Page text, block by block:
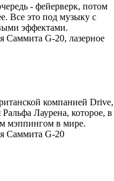
- фейерверк, потом
Все это под музыку с
эффектами.
компанией Drive,
Лаурена, которое, в
мэппингом в мире.